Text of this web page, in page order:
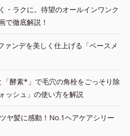
・ラクに。待望のオールインワンク
で徹底解説！
ァンデを美しく仕上げる「ベースメ
「酵素*」で毛穴の角栓をごっそり除
ッシュ」の使い方を解説
ヤ髪に感動！No.1ヘアケアシリー